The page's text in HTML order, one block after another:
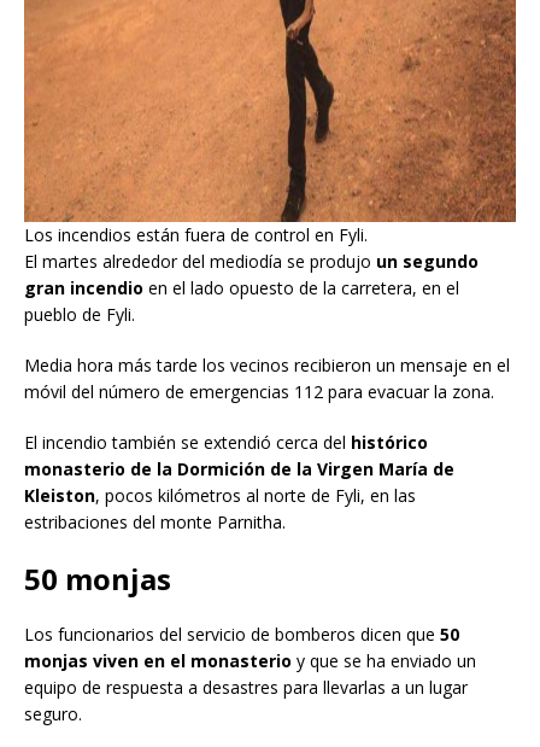
Los incendios están fuera de control en Fyli.
El martes alrededor del mediodía se produjo un segundo
gran incendio en el lado opuesto de la carretera, en el
pueblo de Fyli.
Media hora más tarde los vecinos recibieron un mensaje en el
móvil del número de emergencias 112 para evacuar la zona.
El incendio también se extendió cerca del histórico
monasterio de la Dormición de la Virgen María de
Kleiston, pocos kilómetros al norte de Fyli, en las
estribaciones del monte Parnitha.
50 monjas
Los funcionarios del servicio de bomberos dicen que 50
monjas viven en el monasterio y que se ha enviado un
equipo de respuesta a desastres para llevarlas a un lugar
seguro.